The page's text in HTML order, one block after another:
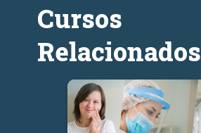
Cursos
Relacionados